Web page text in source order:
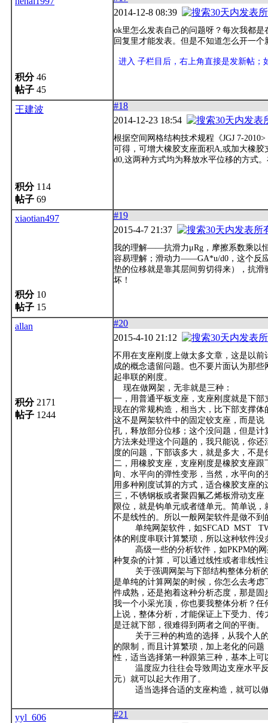
积分46
帖子 45
2014-12-8 08:39
ok里怎么发表自己的问题呀？每次我都是
回复里才能发表。但是不知道怎么开一个
进入 子栏目后，右上角直接是发新帖；
王建波
积分114
帖子 69
#18
2014-12-23 18:54
根据空间网格结构技术规程《JGJ 7-
可得，可增大橡胶支座面积A,或加大橡胶
d0,这两种方式均为释放水平位移的方式
xiaotian497
积分10
帖子 15
#19
2015-4-7 21:37
我的理解——抗滑力μRg，摩擦系数乘以
容易理解；滑动力——GA*u/d0，这个反
垫的位移就是靠其层间剪切得来），抗
坏！
allan
积分2171
帖子 1244
#20
2015-4-10 21:12
不用在支座刚度上做太多文章，这是以
成的概念遗留问题。也不要片面认为那
起串联的刚度。
现在做网架，无非就是三种：
一，用普通平板支座，支座刚度就是下
现在的常规构造，相当大，比下部支撑
这不是网架软件中的固定铰支座，而是
孔，释放部分位移；这个没问题，但是
方法来处理这个问题的，我只能说，你
度的问题，下部该多大，就是多大，不
二，用橡胶支座，支座刚度是橡胶支座
向、水平向的弹性变形，当然，水平向
用多种刚度试算的方式，适合橡胶支座
三，不锈钢板或者聚四氟乙烯板滑动支
限位，就是钩单元或者缝单元。简单说
不是线性的。所以一般网架软件是做不到
单纯网架软件，如SFCAD MST
体的刚度串联计算繁琐，所以这种软件没
高级一些的分析软件，如PKPM的网
种复杂的计算，可以通过线性或者非线
关于强调网架与下部结构整体分析的
是单纯的计算网架的时候，你怎么去考
件成熟，还是抱着这种分析态度，那是
我一个小采光顶，你也要我整体分析？
上说，整体分析，才能保证上下受力、
是迁就下部，很难得到两者之间的平衡。
关于三种的构造的选择，从我个人的
的限制，而且计算繁琐，加上老化的问
性，适当选择第一种跟第三种，基本上可
温度应力往往会导致周边支座水平反
元）就可以起大作用了。
适当选择合适的支座构造，就可以做
yyl_606
#21